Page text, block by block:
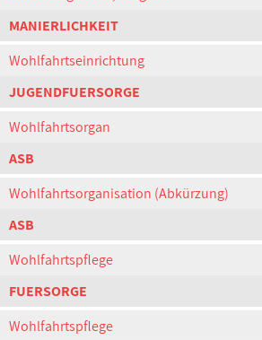
MANIERLICHKEIT
Wohlfahrtseinrichtung
JUGENDFUERSORGE
Wohlfahrtsorgan
ASB
Wohlfahrtsorganisation (Abkürzung)
ASB
Wohlfahrtspflege
FUERSORGE
Wohlfahrtspflege